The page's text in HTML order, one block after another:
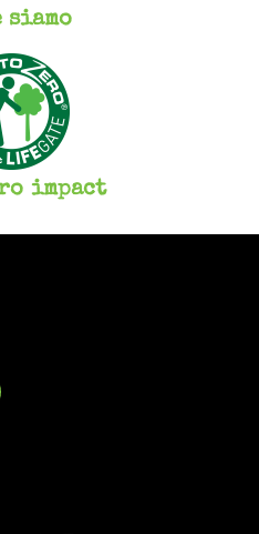
siamo
impact